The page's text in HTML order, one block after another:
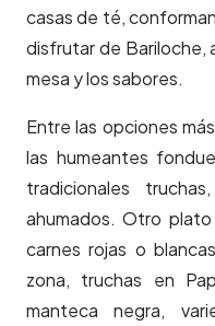
casas de té,
disfrutar de Bariloche,
mesa y los sabores.
Entre las opciones
las humeantes
tradicionales
ahumados. Otro
carnes rojas o
zona, truchas en
manteca negra,